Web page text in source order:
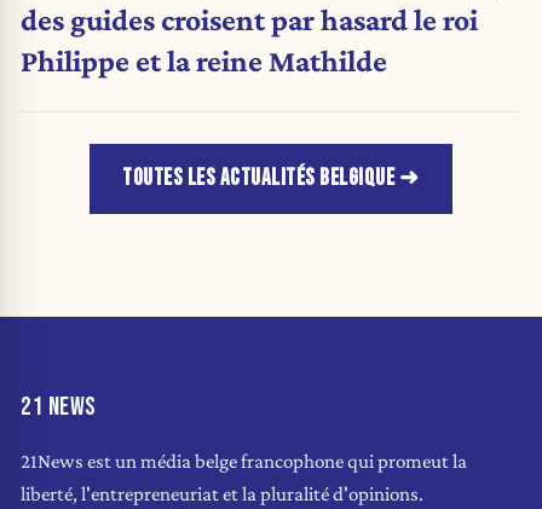
des guides croisent par hasard le roi
Philippe et la reine Mathilde
TOUTES LES ACTUALITÉS BELGIQUE
21 NEWS
21News est un média belge francophone qui promeut la
liberté, l'entrepreneuriat et la pluralité d'opinions.